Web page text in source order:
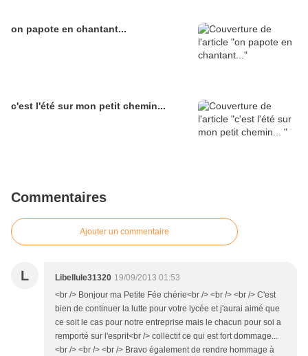
on papote en chantant...
c'est l'été sur mon petit chemin...
Commentaires
Ajouter un commentaire
L Libellule31320 19/09/2013 01:53
<br /> Bonjour ma Petite Fée chérie<br /> <br /> <br /> C'est
bien de continuer la lutte pour votre lycée et j'aurai aimé que
ce soit le cas pour notre entreprise mais le chacun pour soi a
remporté sur l'esprit<br /> collectif ce qui est fort dommage...
<br /> <br /> <br /> Bravo également de rendre hommage à